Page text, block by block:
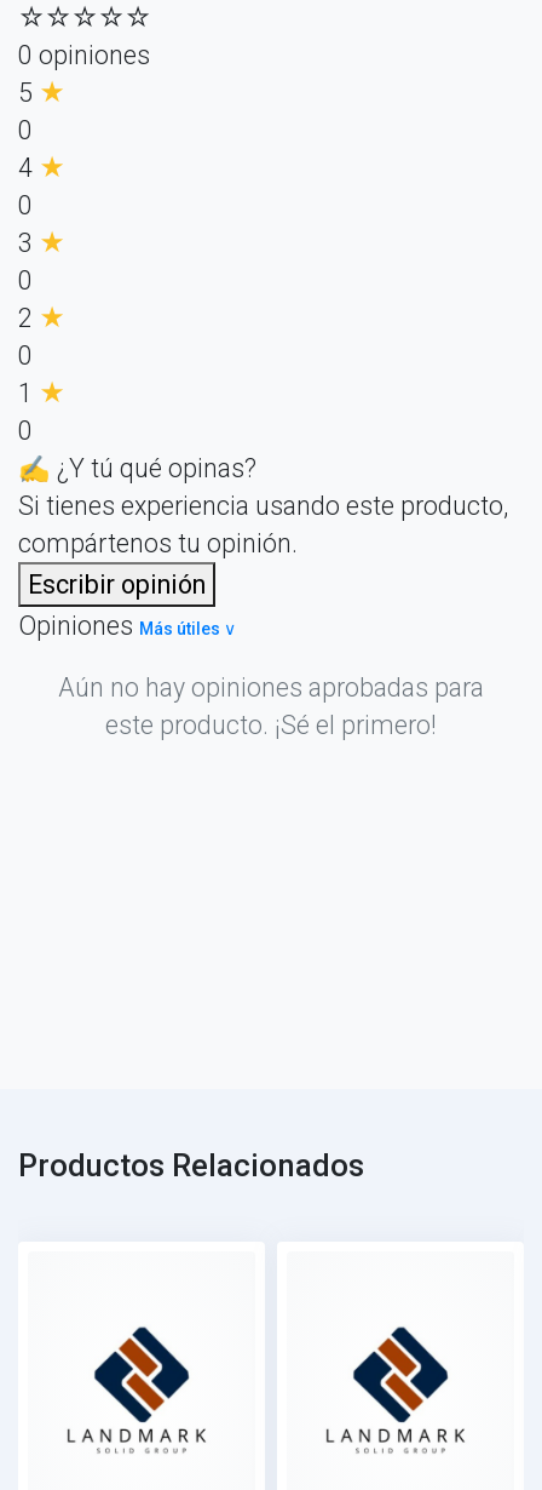
☆☆☆☆☆
0 opiniones
5 ★
0
4 ★
0
3 ★
0
2 ★
0
1 ★
0
✍️ ¿Y tú qué opinas?
Si tienes experiencia usando este producto,
compártenos tu opinión.
Escribir opinión
Opiniones Más útiles ∨
Aún no hay opiniones aprobadas para
este producto. ¡Sé el primero!
Productos Relacionados